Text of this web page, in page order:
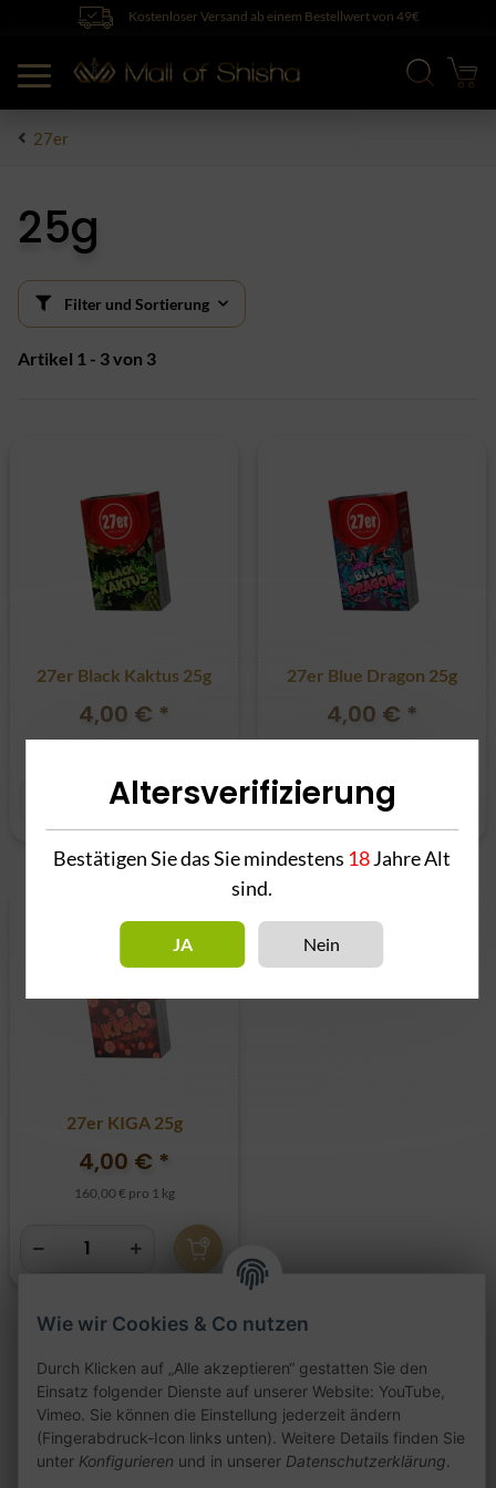
Kostenloser Versand ab einem Bestellwert von 49€
27er
25g
Filter und Sortierung
Artikel 1 - 3 von 3
27er Black Kaktus 25g
4,00 € *
27er Blue Dragon 25g
4,00 € *
27er KIGA 25g
4,00 € *
160,00 € pro 1 kg
Artikel 1 - 3 von 3
Wie wir Cookies & Co nutzen
Durch Klicken auf „Alle akzeptieren“ gestatten Sie den
Einsatz folgender Dienste auf unserer Website: YouTube,
Vimeo. Sie können die Einstellung jederzeit ändern
(Fingerabdruck-Icon links unten). Weitere Details finden Sie
unter Konfigurieren und in unserer Datenschutzerklärung.
Altersverifizierung
Bestätigen Sie das Sie mindestens 18Jahre Alt
sind.
JA Nein